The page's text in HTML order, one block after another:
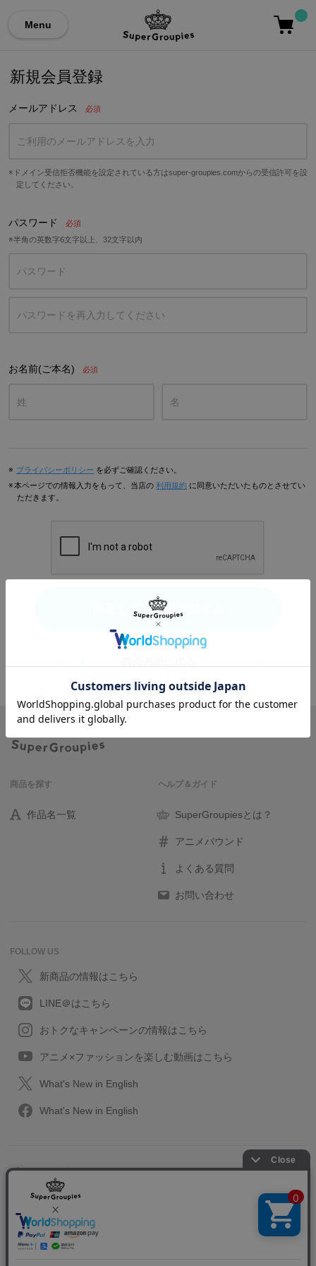
Menu
新規会員登録
メールアドレス
ドメイン受信拒否機能を設定されている方はsuper-groupies.comからの受信許可を設
定してください。
パスワード
半角の英数字6文字以上、32文字以内
お名前(ご本名)
プライバシーポリシー を必ずご確認ください。
本ページでの情報入力をもって、当店の利用規約 に同意いただいたものとさせてい
ただきます。
同意して、会員登録する
商品を探す
作品名一覧
ヘルプ＆ガイド
SuperGroupiesとは？
アニメバウンド
よくある質問
お問い合わせ
FOLLOW US
新商品の情報はこちら
LINE＠はこちら
おトクなキャンペーンの情報はこちら
アニメ×ファッションを楽しむ動画はこちら
What's New in English
What's New in English
プライバシーポリシー
特定取引に関する法律
会社情報/採用情報